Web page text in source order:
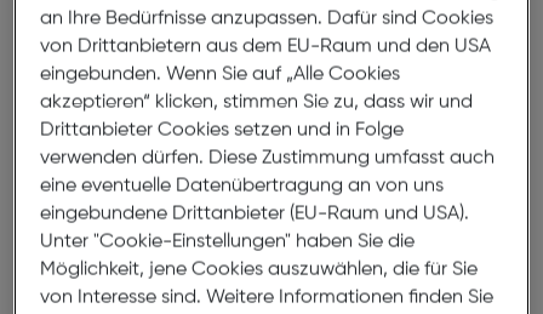
Steg:19mm
Glasbreite:53mm
Bügellänge: 145mm
(individuell ausrichtbar)
141mm
an Ihre Bedürfnisse anzupassen. Dafür sind Cookies
von Drittanbietern aus dem EU-Raum und den USA
eingebunden. Wenn Sie auf „Alle Cookies
akzeptieren“ klicken, stimmen Sie zu, dass wir und
Drittanbieter Cookies setzen und in Folge
verwenden dürfen. Diese Zustimmung umfasst auch
eine eventuelle Datenübertragung an von uns
eingebundene Drittanbieter (EU-Raum und USA).
Unter "Cookie-Einstellungen" haben Sie die
Möglichkeit, jene Cookies auszuwählen, die für Sie
von Interesse sind. Weitere Informationen finden Sie